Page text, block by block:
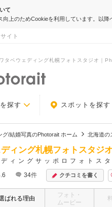
て
向上のためCookieを利用しています。以
イト
タベウェディング札幌フォトスタジオ｜
探す スポットを探す
グ/結婚写真のPhotorait ホーム 北海道の
ィング札幌フォトスタジオ
ィングサッポロフォトスタ
34件 クチコミを書く
ばれる理由
フォト・
ムービー